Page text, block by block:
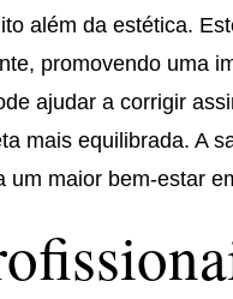
além da estética.
promovendo uma
ajudar a corrigir
mais equilibrada. A
um maior bem-estar